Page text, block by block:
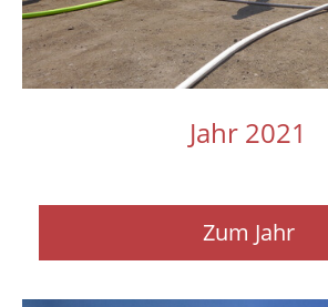
Jahr 2021
Zum Jahr